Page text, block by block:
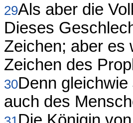
29Als aber die
Dieses
Zeichen; aber es
Zeichen des
30Denn
auch des